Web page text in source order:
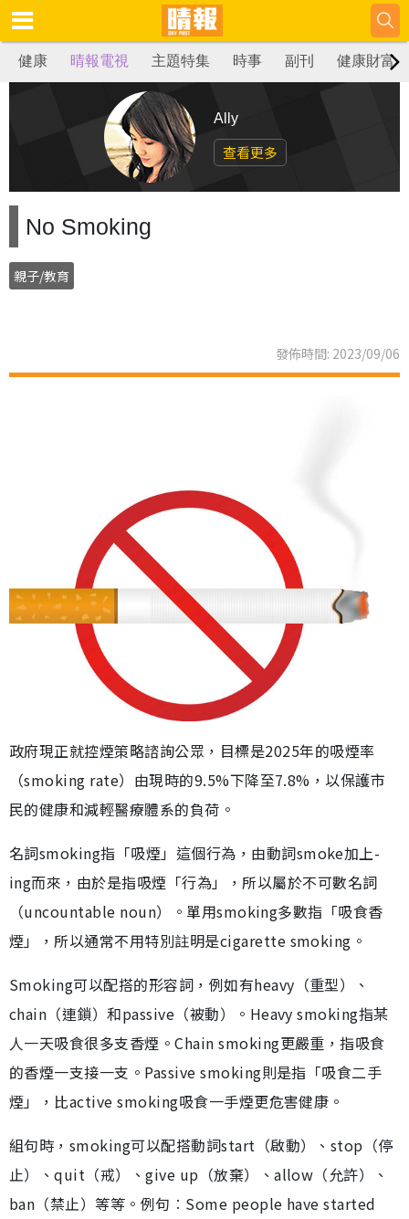
健康 晴報電視 主題特集 時事 副刊 健康財富
Ally
查看更多
No Smoking
親子/教育
發佈時間: 2023/09/06
政府現正就控煙策略諮詢公眾，目標是2025年的吸煙率
（smoking rate）由現時的9.5%下降至7.8%，以保護市
民的健康和減輕醫療體系的負荷。
名詞smoking指「吸煙」這個行為，由動詞smoke加上-
ing而來，由於是指吸煙「行為」，所以屬於不可數名詞
（uncountable noun）。單用smoking多數指「吸食香
煙」，所以通常不用特別註明是cigarette smoking。
Smoking可以配搭的形容詞，例如有heavy（重型）、
chain（連鎖）和passive（被動）。Heavy smoking指某
人一天吸食很多支香煙。Chain smoking更嚴重，指吸食
的香煙一支接一支。Passive smoking則是指「吸食二手
煙」，比active smoking吸食一手煙更危害健康。
組句時，smoking可以配搭動詞start（啟動）、stop（停
止）、quit（戒）、give up（放棄）、allow（允許）、
ban（禁止）等等。例句︰Some people have started